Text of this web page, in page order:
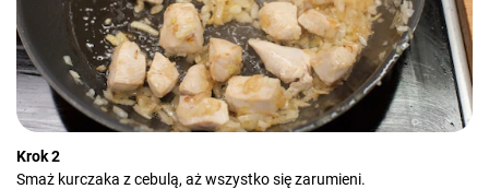
Krok 2
Smaż kurczaka z cebulą, aż wszystko się zarumieni.